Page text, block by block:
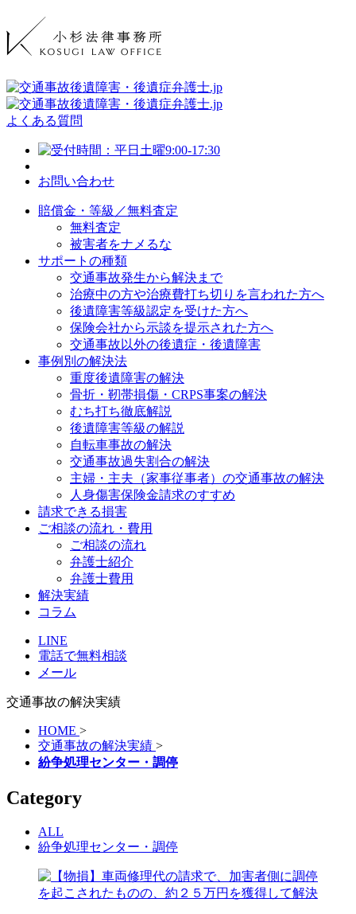
よくある質問
お問い合わせ
賠償金・等級／無料査定
無料査定
被害者をナメるな
サポートの種類
交通事故発生から解決まで
治療中の方や治療費打ち切りを言われた方へ
後遺障害等級認定を受けた方へ
保険会社から示談を提示された方へ
交通事故以外の後遺症・後遺障害
事例別の解決法
重度後遺障害の解決
骨折・靭帯損傷・CRPS事案の解決
むち打ち徹底解説
後遺障害等級の解説
自転車事故の解決
交通事故過失割合の解決
主婦・主夫（家事従事者）の交通事故の解決
人身傷害保険金請求のすすめ
請求できる損害
ご相談の流れ・費用
ご相談の流れ
弁護士紹介
弁護士費用
解決実績
コラム
LINE
電話で無料相談
メール
交通事故の解決実績
HOME >
交通事故の解決実績 >
紛争処理センター・調停
Category
ALL
紛争処理センター・調停